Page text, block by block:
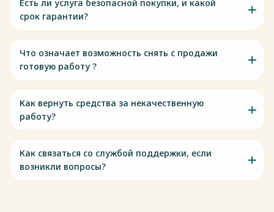
Весь текст будет доступен
Есть ли услуга безопасной покупки, и какой
срок гарантии?
Что означает возможность снять с продажи
готовую работу ?
Как вернуть средства за некачественную
работу?
Как связаться со службой поддержки, если
возникли вопросы?